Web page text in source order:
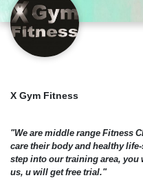
X Gym Fitness
"We are middle range Fitness
care their body and healthy
step into our training area,
us, u will get free trial."